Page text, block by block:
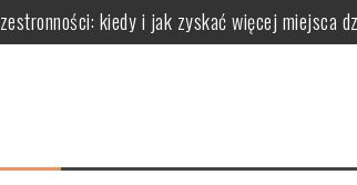
kiedy i jak zyskać więcej miejsca
modelować przestrzeń i tworzyć nastrój